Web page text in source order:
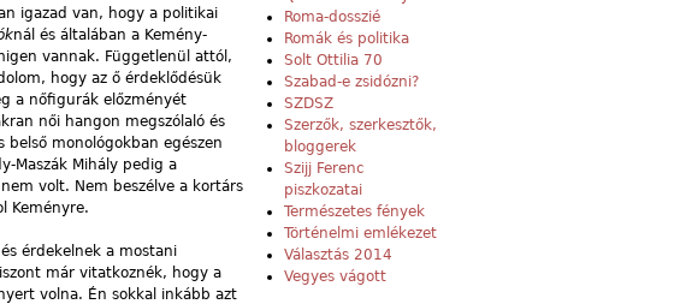
igazad van, hogy a politikai
nál és általában a Kemény-
vannak. Függetlenül attól,
hogy az ő érdeklődésük
a nőfigurák előzményét
női hangon megszólaló és
monológokban egészen
Maszák Mihály pedig a
volt. Nem beszélve a kortárs
Keményre.
érdekelnek a mostani
már vitatkoznék, hogy a
volna. Én sokkal inkább azt
Roma-dosszié
Romák és politika
Solt Ottilia 70
Szabad-e zsidózni?
SZDSZ
Szerzők, szerkesztők,
bloggerek
Szijj Ferenc
piszkozatai
Természetes fények
Történelmi emlékezet
Választás 2014
Vegyes vágott